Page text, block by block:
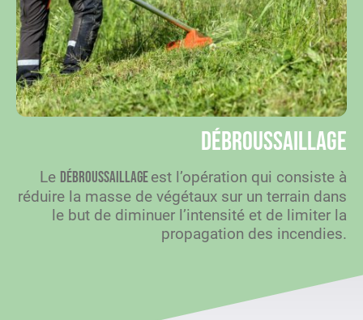
Le débroussaillageest l’opération qui consiste à
réduire la masse de végétaux sur un terrain dans
le but de diminuer l’intensité et de limiter la
propagation des incendies.
Débroussaillage